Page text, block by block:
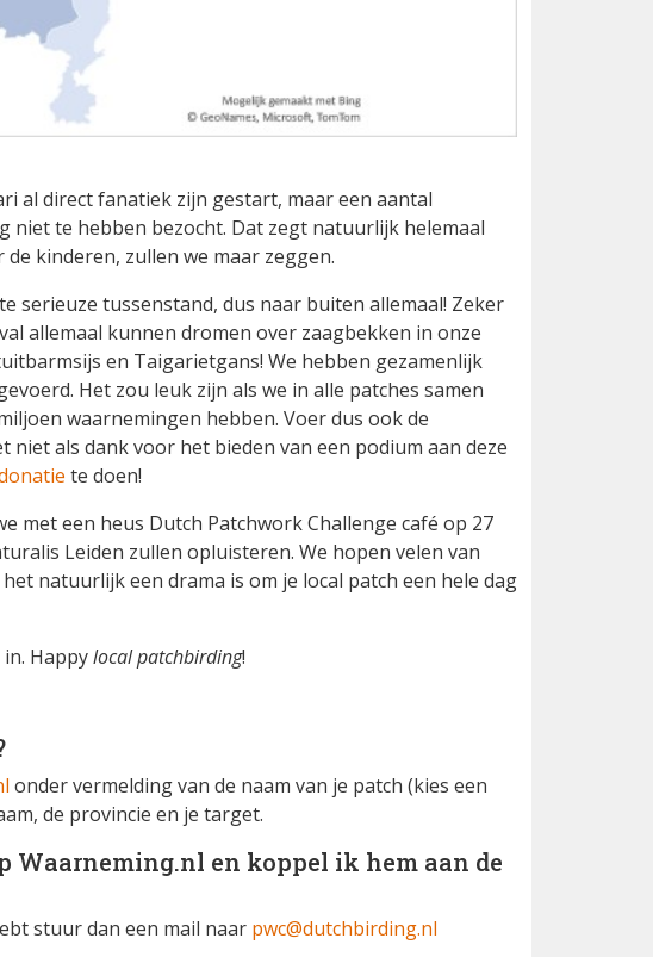
al direct fanatiek zijn gestart, maar een aantal
niet te hebben bezocht. Dat zegt natuurlijk helemaal
kinderen, zullen we maar zeggen.
serieuze tussenstand, dus naar buiten allemaal! Zeker
allemaal kunnen dromen over zaagbekken in onze
en Taigarietgans! We hebben gezamenlijk
Het zou leuk zijn als we in alle patches samen
waarnemingen hebben. Voer dus ook de
als dank voor het bieden van een podium aan deze
te doen!
met een heus Dutch Patchwork Challenge café op 27
Leiden zullen opluisteren. We hopen velen van
natuurlijk een drama is om je local patch een hele dag
Happylocal patchbirding!
onder vermelding van de naam van je patch (kies een
de provincie en je target.
Waarneming.nl en koppel ik hem aan de
stuur dan een mail naar pwc@dutchbirding.nl